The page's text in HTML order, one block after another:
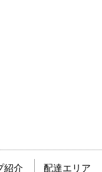
紹介 配達エリア